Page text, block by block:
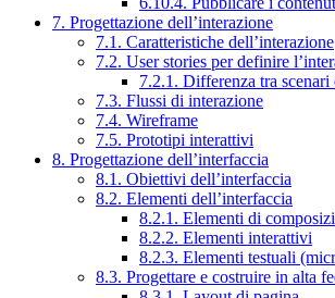
7. Progettazione dell’interazione
7.1. Caratteristiche dell’interazione
7.2. User stories per definire
7.2.1. Differenza tra scenari
7.3. Flussi di interazione
7.4. Wireframe
7.5. Prototipi interattivi
8. Progettazione dell’interfaccia
8.1. Obiettivi dell’interfaccia
8.2. Elementi dell’interfaccia
8.2.1. Elementi di
8.2.2. Elementi interattivi
8.2.3. Elementi testuali
8.3. Progettare e costruire in alta